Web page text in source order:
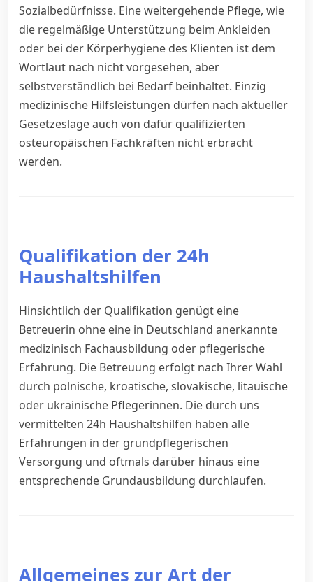
Sozialbedürfnisse. Eine weitergehende Pflege, wie
die regelmäßige Unterstützung beim Ankleiden
oder bei der Körperhygiene des Klienten ist dem
Wortlaut nach nicht vorgesehen, aber
selbstverständlich bei Bedarf beinhaltet. Einzig
medizinische Hilfsleistungen dürfen nach aktueller
Gesetzeslage auch von dafür qualifizierten
osteuropäischen Fachkräften nicht erbracht
werden.
Qualifikation der 24h
Haushaltshilfen
Hinsichtlich der Qualifikation genügt eine
Betreuerin ohne eine in Deutschland anerkannte
medizinisch Fachausbildung oder pflegerische
Erfahrung. Die Betreuung erfolgt nach Ihrer Wahl
durch polnische, kroatische, slovakische, litauische
oder ukrainische Pflegerinnen. Die durch uns
vermittelten 24h Haushaltshilfen haben alle
Erfahrungen in der grundpflegerischen
Versorgung und oftmals darüber hinaus eine
entsprechende Grundausbildung durchlaufen.
Allgemeines zur Art der